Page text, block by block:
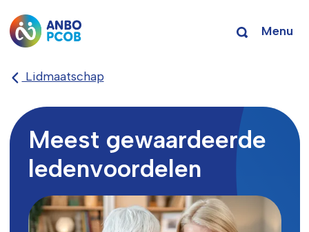
Menu
Lidmaatschap
Meest gewaardeerde
ledenvoordelen